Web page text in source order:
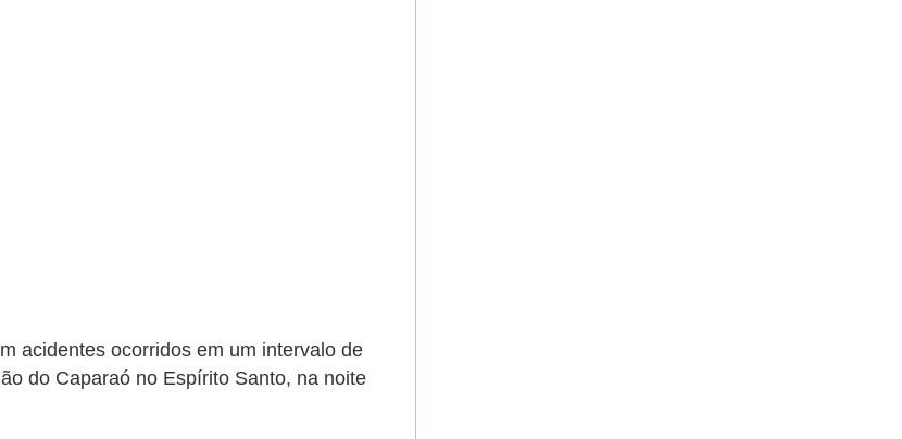
acidentes ocorridos em um intervalo de
do Caparaó no Espírito Santo, na noite